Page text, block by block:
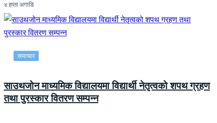
४ हप्ता अगाडि
समाचार
साउथजोन माध्यमिक विद्यालयमा विद्यार्थी नेतृत्वको शपथ ग्रहण
तथा पुरस्कार वितरण सम्पन्न